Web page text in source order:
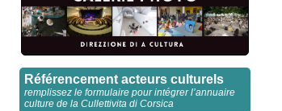
Référencement acteurs culturels
remplissez le formulaire pour intégrer l’annuaire
culture de la Cullettivita di Corsica